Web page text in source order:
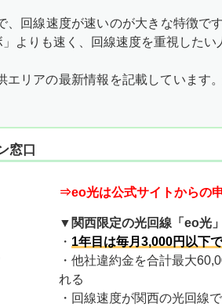
回線速度が速いのが大きな特徴で
よりも速く、回線速度を重視したい
リアの最新情報を記載しています
窓口
⇒eo光は公式サイトからの
▼関西限定の光回線「eo光
・ 1年目は毎月3,000円以下
・他社違約金を合計最大
れる
・回線速度が関西の光回線